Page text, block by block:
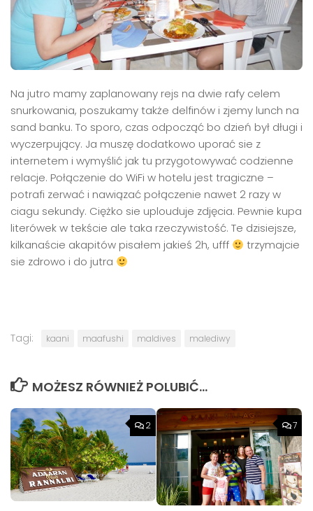
Na jutro mamy zaplanowany rejs na dwie rafy celem
snurkowania, poszukamy także delfinów i zjemy lunch na
sand banku. To sporo, czas odpocząć bo dzień był długi i
wyczerpujący. Ja muszę dodatkowo uporać sie z
internetem i wymyślić jak tu przygotowywać codzienne
relacje. Połączenie do WiFi w hotelu jest tragiczne –
potrafi zerwać i nawiązać połączenie nawet 2 razy w
ciagu sekundy. Ciężko sie uplouduje zdjęcia. Pewnie kupa
literówek w tekście ale taka rzeczywistość. Te dzisiejsze,
kilkanaście akapitów pisałem jakieś 2h, ufff
trzymajcie
sie zdrowo i do jutra
Tagi: kaani maafushi maldives malediwy
MOŻESZ RÓWNIEŻ POLUBIĆ…
2 7